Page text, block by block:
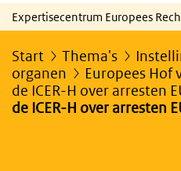
Expertisecentrum Europees
Start Thema's
organen
Europees Hof
de ICER-H over arresten
de ICER-H over arresten